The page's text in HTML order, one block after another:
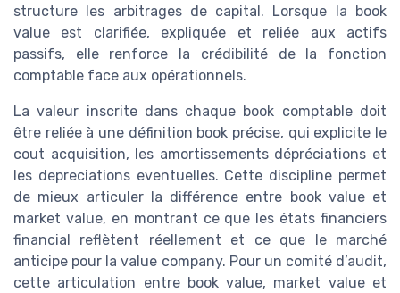
structure les arbitrages de capital. Lorsque la book
value est clarifiée, expliquée et reliée aux actifs
passifs, elle renforce la crédibilité de la fonction
comptable face aux opérationnels.
La valeur inscrite dans chaque book comptable doit
être reliée à une définition book précise, qui explicite le
cout acquisition, les amortissements dépréciations et
les depreciations eventuelles. Cette discipline permet
de mieux articuler la différence entre book value et
market value, en montrant ce que les états financiers
financial reflètent réellement et ce que le marché
anticipe pour la value company. Pour un comité d’audit,
cette articulation entre book value, market value et